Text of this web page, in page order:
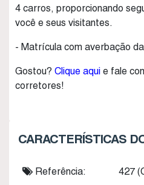
4 carros, proporcionando
você e seus visitantes.
- Matrícula com averbação
Gostou? Clique aqui e fale
corretores!
CARACTERÍSTICAS
Referência: 427